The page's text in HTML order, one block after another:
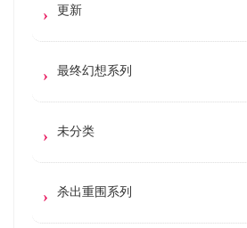
更新
最终幻想系列
未分类
杀出重围系列